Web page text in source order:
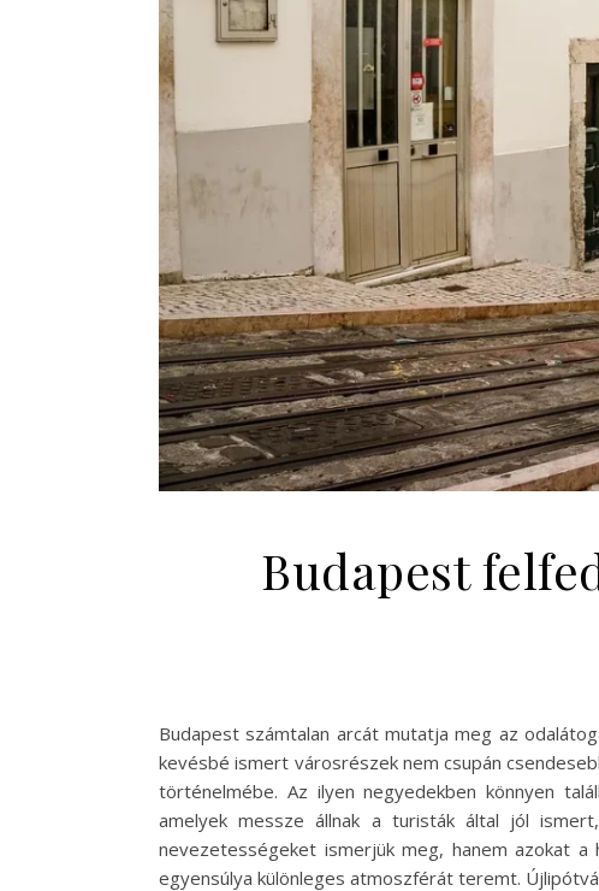
Budapest
Budapest számtalan arcát mutatja meg az
kevésbé ismert városrészek nem csupán
történelmébe. Az ilyen negyedekben könnyen
amelyek messze állnak a turisták által jól
nevezetességeket ismerjük meg, hanem azokat
egyensúlya különleges atmoszférát teremt.